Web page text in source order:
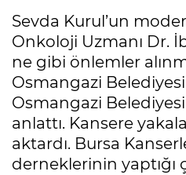
Sevda Kurul’un
Onkoloji Uzmanı Dr.
ne gibi önlemler
Osmangazi
Osmangazi
anlattı. Kansere
aktardı. Bursa
derneklerinin yaptığı